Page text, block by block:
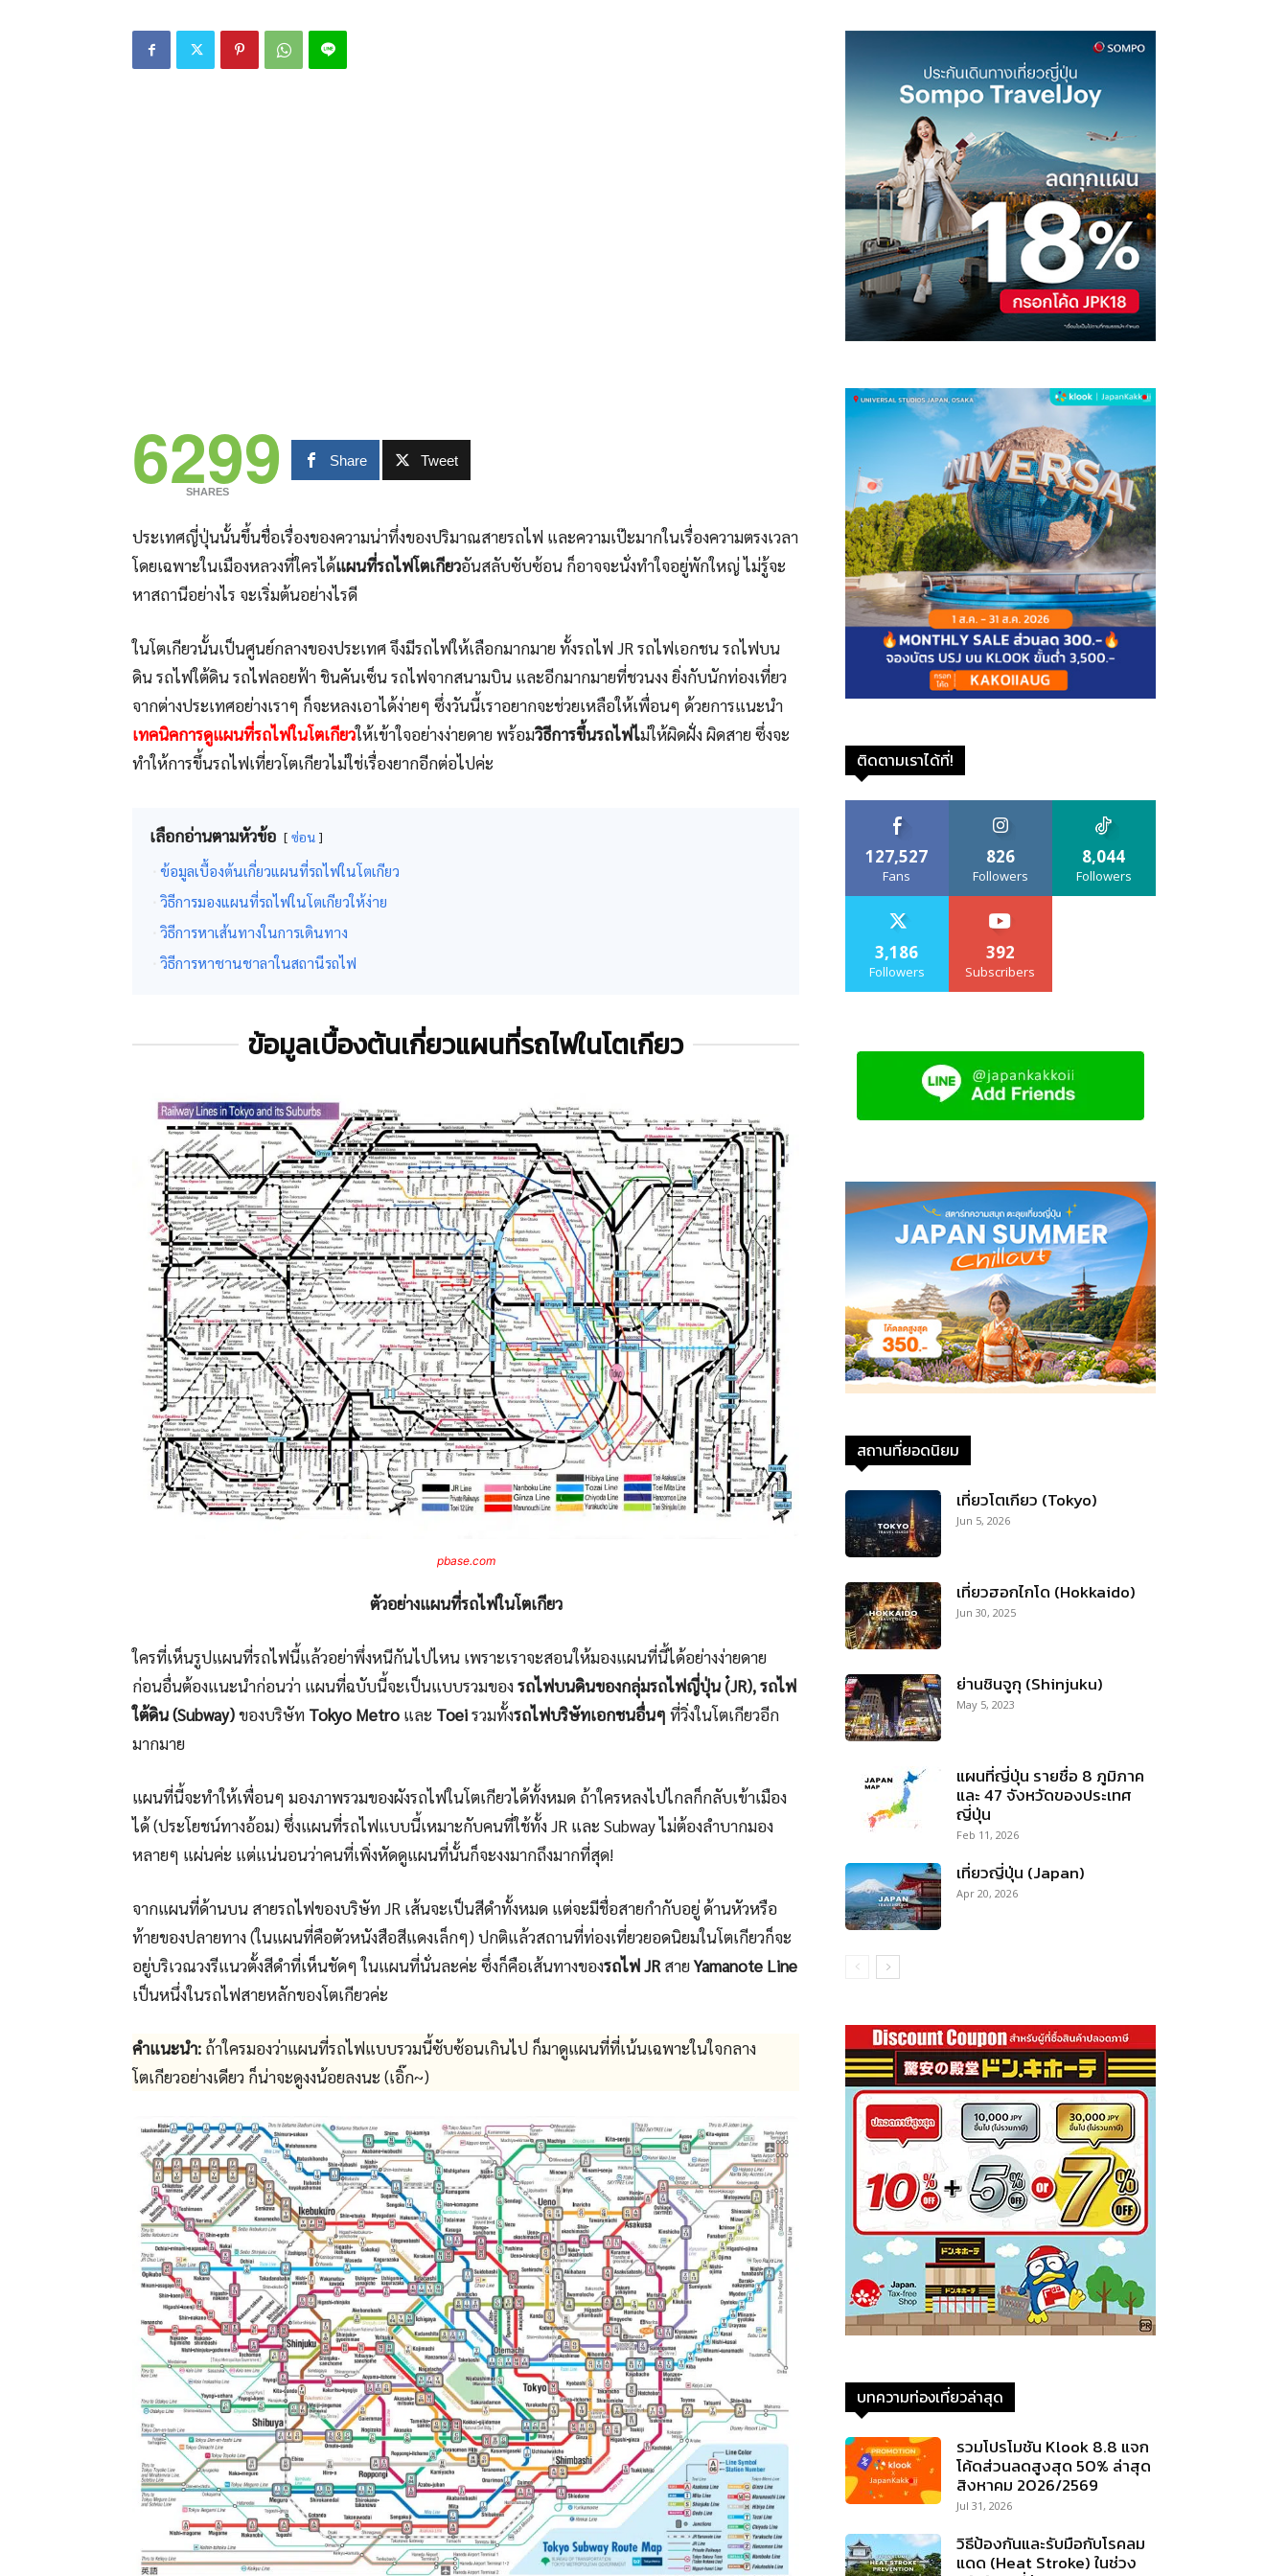
6299
SHARES
Share Tweet
ประเทศญี่ปุ่นนั้นขึ้นชื่อเรื่องของความน่าทึ่งของปริมาณสายรถไฟ และความเป๊ะมากในเรื่องความตรงเวลา
โดยเฉพาะในเมืองหลวงที่ใครได้แผนที่รถไฟโตเกียวอันสลับซับซ้อน ก็อาจจะนั่งทำใจอยู่พักใหญ่ ไม่รู้จะ
หาสถานีอย่างไร จะเริ่มต้นอย่างไรดี
ในโตเกียวนั้นเป็นศูนย์กลางของประเทศ จึงมีรถไฟให้เลือกมากมาย ทั้งรถไฟ JR รถไฟเอกชน รถไฟบน
ดิน รถไฟใต้ดิน รถไฟลอยฟ้า ชินคันเซ็น รถไฟจากสนามบิน และอีกมากมายที่ชวนงง ยิ่งกับนักท่องเที่ยว
จากต่างประเทศอย่างเราๆ ก็จะหลงเอาได้ง่ายๆ ซึ่งวันนี้เราอยากจะช่วยเหลือให้เพื่อนๆ ด้วยการแนะนำ
เทคนิคการดูแผนที่รถไฟในโตเกียวให้เข้าใจอย่างง่ายดาย พร้อมวิธีการขึ้นรถไฟไม่ให้ผิดฝั่ง ผิดสาย ซึ่งจะ
ทำให้การขึ้นรถไฟเที่ยวโตเกียวไม่ใช่เรื่องยากอีกต่อไปค่ะ
เลือกอ่านตามหัวข้อ ซ่อน
ข้อมูลเบื้องต้นเกี่ยวแผนที่รถไฟในโตเกียว
วิธีการมองแผนที่รถไฟในโตเกียวให้ง่าย
วิธีการหาเส้นทางในการเดินทาง
วิธีการหาชานชาลาในสถานีรถไฟ
ข้อมูลเบื้องต้นเกี่ยวแผนที่รถไฟในโตเกียว
pbase.com
ตัวอย่างแผนที่รถไฟในโตเกียว
ใครที่เห็นรูปแผนที่รถไฟนี้แล้วอย่าพึ่งหนีกันไปไหน เพราะเราจะสอนให้มองแผนที่นี้ได้อย่างง่ายดาย
ก่อนอื่นต้องแนะนำก่อนว่า แผนที่ฉบับนี้จะเป็นแบบรวมของรถไฟบนดินของกลุ่มรถไฟญี่ปุ่น (๋JR),รถไฟ
ใต้ดิน (Subway)ของบริษัท Tokyo Metro และ Toeiรวมทั้งรถไฟบริษัทเอกชนอื่นๆ ที่วิ่งในโตเกียวอีก
มากมาย
แผนที่นี้จะทำให้เพื่อนๆ มองภาพรวมของผังรถไฟในโตเกียวได้ทั้งหมด ถ้าใครหลงไปไกลก็กลับเข้าเมือง
ได้ (ประโยชน์ทางอ้อม) ซึ่งแผนที่รถไฟแบบนี้เหมาะกับคนที่ใช้ทั้ง JR และ Subway ไม่ต้องลำบากมอง
หลายๆ แผ่นค่ะ แต่แน่นอนว่าคนที่เพิ่งหัดดูแผนที่นั้นก็จะงงมากถึงมากที่สุด!
จากแผนที่ด้านบน สายรถไฟของบริษัท JR เส้นจะเป็นสีดำทั้งหมด แต่จะมีชื่อสายกำกับอยู่ ด้านหัวหรือ
ท้ายของปลายทาง (ในแผนที่คือตัวหนังสือสีแดงเล็กๆ) ปกติแล้วสถานที่ท่องเที่ยวยอดนิยมในโตเกียวก็จะ
อยู่บริเวณวงรีแนวตั้งสีดำที่เห็นชัดๆ ในแผนที่นั่นละค่ะ ซึ่งก็คือเส้นทางของรถไฟ JR สายYamanote Line
เป็นหนึ่งในรถไฟสายหลักของโตเกียวค่ะ
คำแนะนำ: ถ้าใครมองว่าแผนที่รถไฟแบบรวมนี้ซับซ้อนเกินไป ก็มาดูแผนที่ที่เน้นเฉพาะในใจกลาง
โตเกียวอย่างเดียว ก็น่าจะดูงงน้อยลงนะ (เอิ๊ก~)
ติดตามเราได้ที่!
127,527
Fans
826
Followers
8,044
Followers
3,186
Followers
392
Subscribers
สถานที่ยอดนิยม
เที่ยวโตเกียว (Tokyo)
Jun 5, 2026
เที่ยวฮอกไกโด (Hokkaido)
Jun 30, 2025
ย่านชินจูกุ (Shinjuku)
May 5, 2023
แผนที่ญี่ปุ่น รายชื่อ 8 ภูมิภาค
และ 47 จังหวัดของประเทศ
ญี่ปุ่น
Feb 11, 2026
เที่ยวญี่ปุ่น (Japan)
Apr 20, 2026
บทความท่องเที่ยวล่าสุด
รวมโปรโมชัน Klook 8.8 แจก
โค้ดส่วนลดสูงสุด 50% ล่าสุด
สิงหาคม 2026/2569
Jul 31, 2026
วิธีป้องกันและรับมือกับโรคลม
แดด (Heat Stroke) ในช่วง